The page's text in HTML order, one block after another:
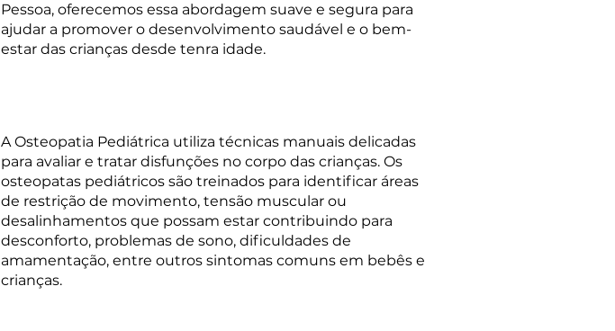
Pessoa, oferecemos essa abordagem suave e segura para
ajudar a promover o desenvolvimento saudável e o bem-
estar das crianças desde tenra idade.
A Osteopatia Pediátrica utiliza técnicas manuais delicadas
para avaliar e tratar disfunções no corpo das crianças. Os
osteopatas pediátricos são treinados para identificar áreas
de restrição de movimento, tensão muscular ou
desalinhamentos que possam estar contribuindo para
desconforto, problemas de sono, dificuldades de
amamentação, entre outros sintomas comuns em bebês e
crianças.